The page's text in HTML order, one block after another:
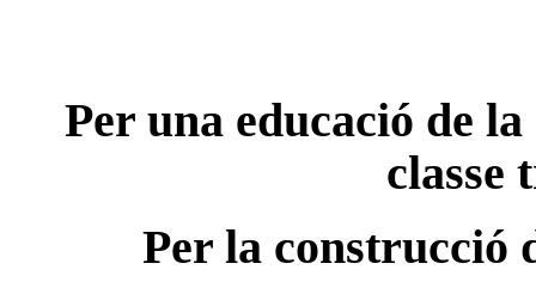
Per una educació de
classe
Per la construcció